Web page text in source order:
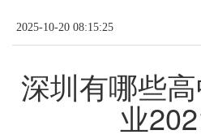
2025-10-20 08:15:25
深圳有哪些
业